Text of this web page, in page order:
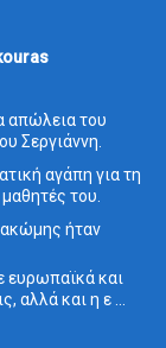
απώλεια του
Σεργιάννη.
αγάπη για τη
του.
ήταν
ευρωπαϊκά και
αλλά και η ε...